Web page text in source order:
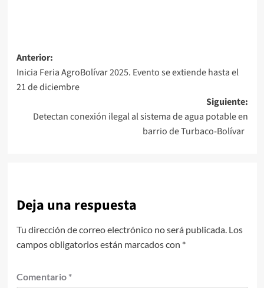
Navegación
de
entradas
Anterior:
Inicia Feria AgroBolívar 2025. Evento se extiende hasta el
21 de diciembre
Siguiente:
Detectan conexión ilegal al sistema de agua potable en
barrio de Turbaco-Bolívar
Deja una respuesta
Tu dirección de correo electrónico no será publicada. Los
campos obligatorios están marcados con *
Comentario *